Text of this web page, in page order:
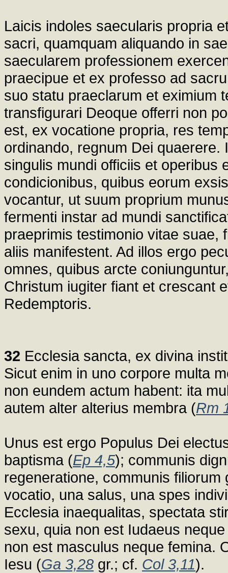
Laicis indoles saecularis propria
sacri, quamquam aliquando in
saecularem professionem
praecipue et ex professo ad
suo statu praeclarum et eximium
transfigurari Deoque offerri non
est, ex vocatione propria, res
ordinando, regnum Dei
singulis mundi officiis et operibus
condicionibus, quibus eorum
vocantur, ut suum proprium
fermenti instar ad mundi
praeprimis testimonio vitae suae,
aliis manifestent. Ad illos ergo
omnes, quibus arcte
Christum iugiter fiant et crescant
Redemptoris.
32 Ecclesia sancta, ex divina
Sicut enim in uno corpore multa
non eundem actum habent: ita
autem alter alterius membra (Rm
Unus est ergo Populus Dei
baptisma (Ep 4,5); communis
regeneratione, communis
vocatio, una salus, una spes
Ecclesia inaequalitas, spectata
sexu, quia non est Iudaeus
non est masculus neque femina.
Iesu (Ga 3,28 gr.; cf. Col 3,11).